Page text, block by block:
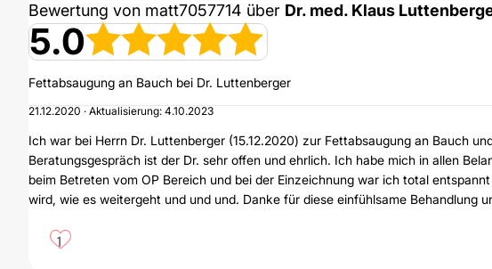
Bewertung von matt7057714 über Dr. med. Klaus
5.0
Fettabsaugung an Bauch bei Dr. Luttenberger
21.12.2020 · Aktualisierung: 4.10.2023
Ich war bei Herrn Dr. Luttenberger (15.12.2020) zur Fettabsaugung an Bauch
Beratungsgespräch ist der Dr. sehr offen und ehrlich. Ich habe mich in allen
beim Betreten vom OP Bereich und bei der Einzeichnung war ich total
wird, wie es weitergeht und und und. Danke für diese einfühlsame Behandlung
1